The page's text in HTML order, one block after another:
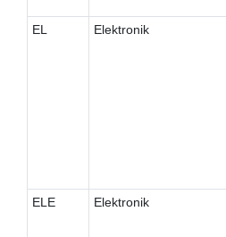
EL Elektronik
ELE Elektronik